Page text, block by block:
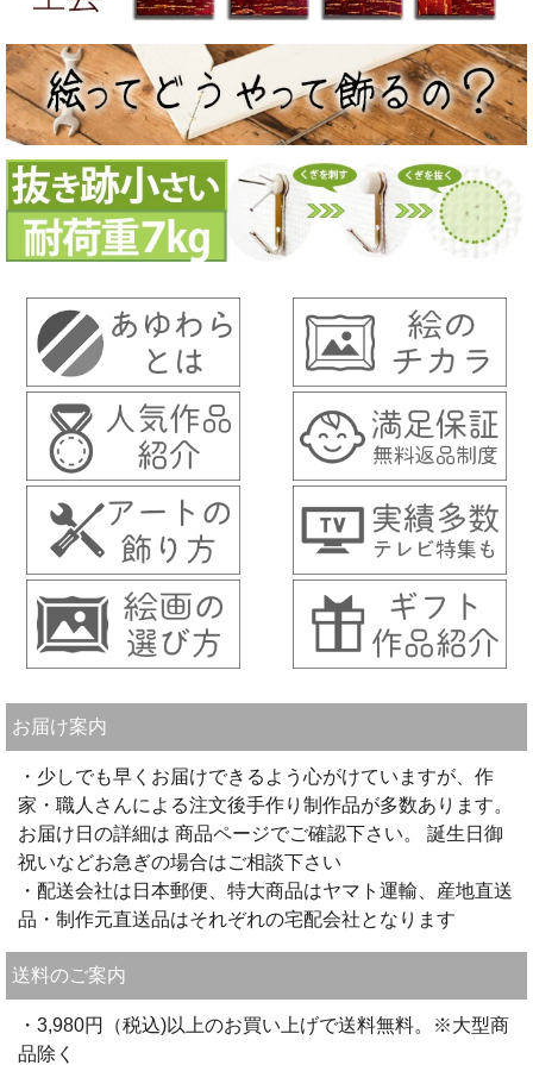
お届け案内
・少しでも早くお届けできるよう心がけていますが、作
家・職人さんによる注文後手作り制作品が多数あります。
お届け日の詳細は 商品ページでご確認下さい。 誕生日御
祝いなどお急ぎの場合はご相談下さい
・配送会社は日本郵便、特大商品はヤマト運輸、産地直送
品・制作元直送品はそれぞれの宅配会社となります
送料のご案内
・3,980円（税込)以上のお買い上げで送料無料。※大型商
品除く